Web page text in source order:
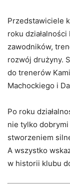
Przedstawiciele
roku
zawodników,
rozwój drużyny.
do trenerów
Machockiego i
Po roku
nie tylko
stworzeniem
A wszystko
w historii klubu